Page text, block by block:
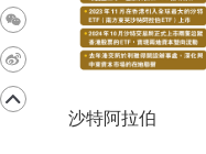
沙特阿拉伯